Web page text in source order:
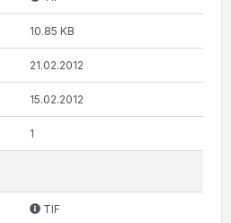
10.85 KB
21.02.2012
15.02.2012
1
TIF